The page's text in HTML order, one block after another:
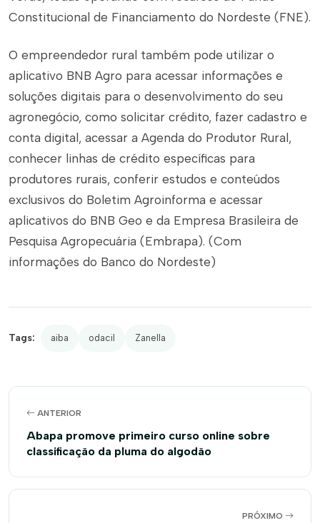
Constitucional de Financiamento do Nordeste (FNE).
O empreendedor rural também pode utilizar o
aplicativo BNB Agro para acessar informações e
soluções digitais para o desenvolvimento do seu
agronegócio, como solicitar crédito, fazer cadastro e
conta digital, acessar a Agenda do Produtor Rural,
conhecer linhas de crédito específicas para
produtores rurais, conferir estudos e conteúdos
exclusivos do Boletim Agroinforma e acessar
aplicativos do BNB Geo e da Empresa Brasileira de
Pesquisa Agropecuária (Embrapa). (Com
informações do Banco do Nordeste)
Tags: aiba odacil Zanella
ANTERIOR
Abapa promove primeiro curso online sobre
classificação da pluma do algodão
PRÓXIMO